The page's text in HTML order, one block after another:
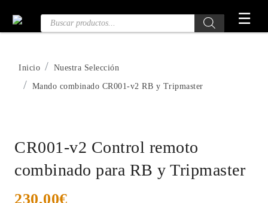
contenido
Búsqueda
☰
Inicio Nuestra Selección
Mando combinado CR001-v2 RB y Tripmaster
CR001-v2 Control remoto
combinado para RB y Tripmaster
230,00€